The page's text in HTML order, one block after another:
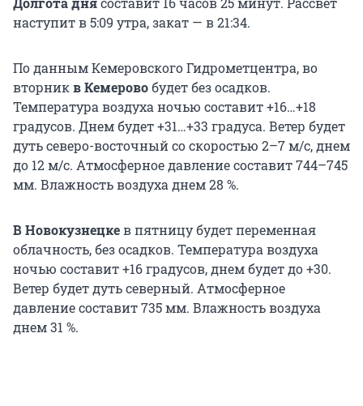
наступит в 5:09 утра, закат — в 21:34.
По данным Кемеровского Гидрометцентра, во
вторникв Кемеровобудет без осадков.
Температура воздуха ночью составит +16…+18
градусов. Днем будет +31…+33 градуса. Ветер будет
дуть северо-восточный со скоростью 2–7 м/с, днем
до 12 м/с. Атмосферное давление составит 744–745
мм. Влажность воздуха днем 28 %.
В Новокузнецкев пятницу будет переменная
облачность, без осадков. Температура воздуха
ночью составит +16 градусов, днем будет до +30.
Ветер будет дуть северный. Атмосферное
давление составит 735 мм. Влажность воздуха
днем 31 %.